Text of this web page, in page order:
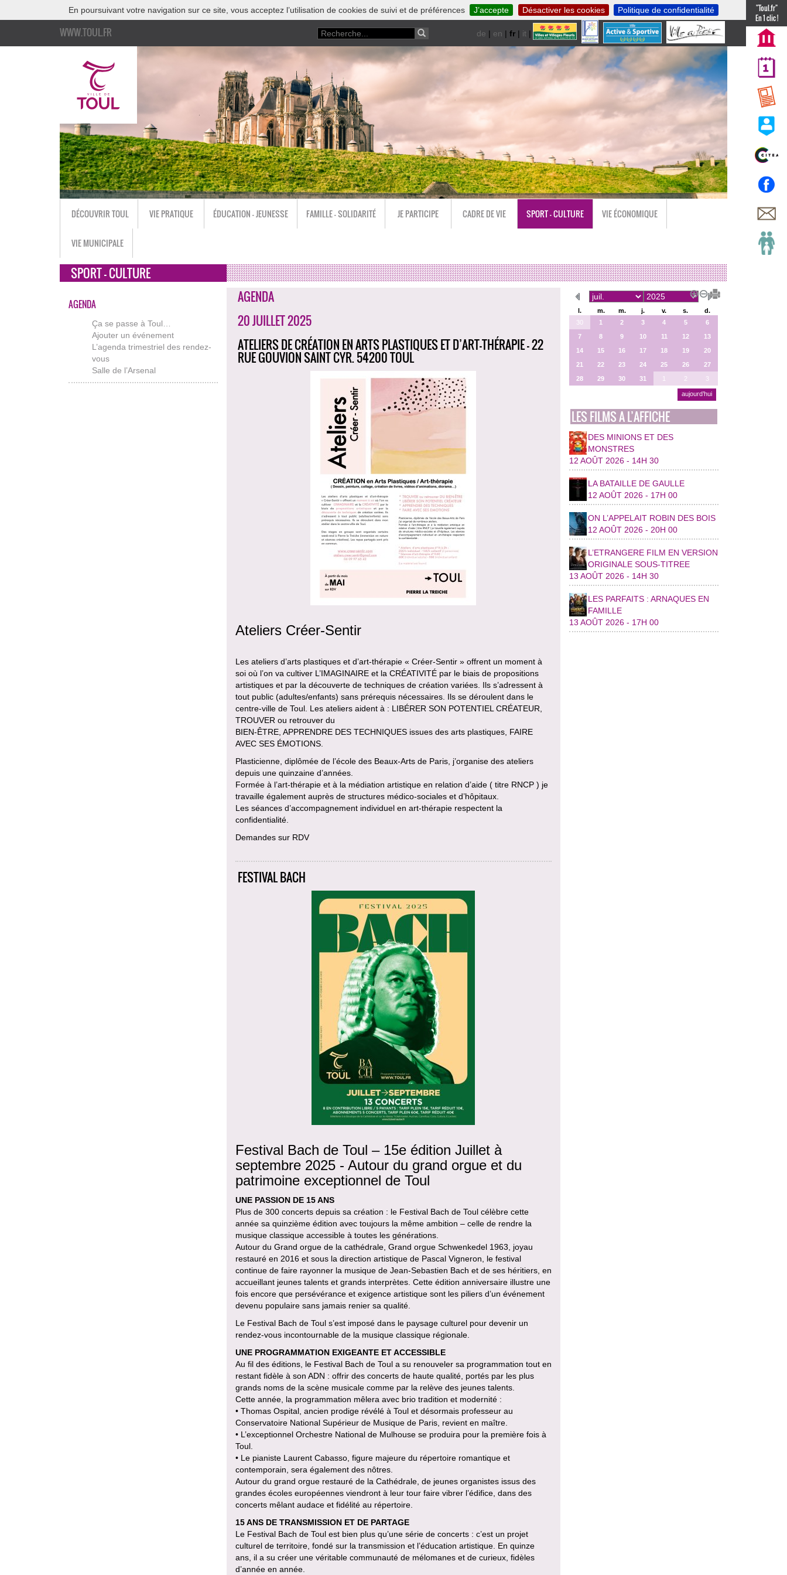
En poursuivant votre navigation sur ce site, vous acceptez l’utilisation de cookies de suivi et de préférences J’accepte Désactiver les cookies Politique de confidentialité
WWW.TOUL.FR de | en | fr | it |nl
"Toul.fr"
En 1 clic !
DÉCOUVRIR TOUL VIE PRATIQUE ÉDUCATION - JEUNESSE FAMILLE - SOLIDARITÉ JE PARTICIPE CADRE DE VIE SPORT - CULTURE VIE ÉCONOMIQUE
VIE MUNICIPALE
SPORT - CULTURE
AGENDA
Ça se passe à Toul…
Ajouter un événement
L’agenda trimestriel des rendez-
vous
Salle de l’Arsenal
AGENDA
20 JUILLET 2025
ATELIERS DE CRÉATION EN ARTS PLASTIQUES ET D’ART-THÉRAPIE - 22
RUE GOUVION SAINT CYR. 54200 TOUL
Ateliers Créer-Sentir
Les ateliers d’arts plastiques et d’art-thérapie « Créer-Sentir » offrent un moment à
soi où l’on va cultiver L’IMAGINAIRE et la CRÉATIVITÉ par le biais de propositions
artistiques et par la découverte de techniques de création variées. Ils s’adressent à
tout public (adultes/enfants) sans prérequis nécessaires. Ils se déroulent dans le
centre-ville de Toul. Les ateliers aident à : LIBÉRER SON POTENTIEL CRÉATEUR,
TROUVER ou retrouver du
BIEN-ÊTRE, APPRENDRE DES TECHNIQUES issues des arts plastiques, FAIRE
AVEC SES ÉMOTIONS.
Plasticienne, diplômée de l’école des Beaux-Arts de Paris, j’organise des ateliers
depuis une quinzaine d’années.
Formée à l’art-thérapie et à la médiation artistique en relation d’aide ( titre RNCP ) je
travaille également auprès de structures médico-sociales et d’hôpitaux.
Les séances d’accompagnement individuel en art-thérapie respectent la
confidentialité.
Demandes sur RDV
FESTIVAL BACH
Festival Bach de Toul – 15e édition Juillet à
septembre 2025 - Autour du grand orgue et du
patrimoine exceptionnel de Toul
UNE PASSION DE 15 ANS
Plus de 300 concerts depuis sa création : le Festival Bach de Toul célèbre cette
année sa quinzième édition avec toujours la même ambition – celle de rendre la
musique classique accessible à toutes les générations.
Autour du Grand orgue de la cathédrale, Grand orgue Schwenkedel 1963, joyau
restauré en 2016 et sous la direction artistique de Pascal Vigneron, le festival
continue de faire rayonner la musique de Jean-Sebastien Bach et de ses héritiers, en
accueillant jeunes talents et grands interprètes. Cette édition anniversaire illustre une
fois encore que persévérance et exigence artistique sont les piliers d’un événement
devenu populaire sans jamais renier sa qualité.
Le Festival Bach de Toul s’est imposé dans le paysage culturel pour devenir un
rendez-vous incontournable de la musique classique régionale.
UNE PROGRAMMATION EXIGEANTE ET ACCESSIBLE
Au fil des éditions, le Festival Bach de Toul a su renouveler sa programmation tout en
restant fidèle à son ADN : offrir des concerts de haute qualité, portés par les plus
grands noms de la scène musicale comme par la relève des jeunes talents.
Cette année, la programmation mêlera avec brio tradition et modernité :
• Thomas Ospital, ancien prodige révélé à Toul et désormais professeur au
Conservatoire National Supérieur de Musique de Paris, revient en maître.
• L’exceptionnel Orchestre National de Mulhouse se produira pour la première fois à
Toul.
• Le pianiste Laurent Cabasso, figure majeure du répertoire romantique et
contemporain, sera également des nôtres.
Autour du grand orgue restauré de la Cathédrale, de jeunes organistes issus des
grandes écoles européennes viendront à leur tour faire vibrer l’édifice, dans des
concerts mêlant audace et fidélité au répertoire.
15 ANS DE TRANSMISSION ET DE PARTAGE
Le Festival Bach de Toul est bien plus qu’une série de concerts : c’est un projet
culturel de territoire, fondé sur la transmission et l’éducation artistique. En quinze
ans, il a su créer une véritable communauté de mélomanes et de curieux, fidèles
d’année en année.
l. m. m. j. v. s.
d.
30
1 2 3 4 5
6
7
8 9 10 11 12
13
14
15 16 17 18 19
20
21
22 23 24 25 26
27
28
29 30 31 1 2 3
aujourd’hui
LES FILMS A L’AFFICHE
DES MINIONS ET DES
MONSTRES
12 AOÛT 2026 - 14H 30
LA BATAILLE DE GAULLE
12 AOÛT 2026 - 17H 00
ON L’APPELAIT ROBIN DES BOIS
12 AOÛT 2026 - 20H 00
L’ETRANGERE FILM EN VERSION
ORIGINALE SOUS-TITREE
13 AOÛT 2026 - 14H 30
LES PARFAITS : ARNAQUES EN
FAMILLE
13 AOÛT 2026 - 17H 00